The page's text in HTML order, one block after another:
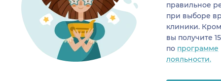
правильное
при выборе
клиники.
вы получите
по программе
лояльности.